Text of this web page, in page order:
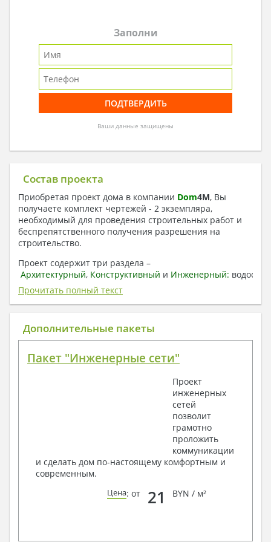
Заполни
Ваши данные защищены
Состав проекта
Приобретая проект дома в компании Dom4M, Вы
получаете комплект чертежей - 2 экземпляра,
необходимый для проведения строительных работ и
беспрепятственного получения разрешения на
строительство.
Проект содержит три раздела –
Архитектурный, Конструктивный и Инженерный:
отопление, вентиляция, канализация,
электроснабжение (приобретается за дополнительную
плату) + Пояснительная записка.
1. Архитектурный раздел:
План координационных осей
Поэтажные маркировочные планы с
Разрезы и состав конструкций
Фасады с ведомостью внешних отделок
Элементы проемов – спецификация
Ведомость перемычек – сечения и
спецификация
Экспликация полов
Архитектурные узлы в конструкциях
Прочитать полный текст
Дополнительные пакеты
Пакет "Инженерные сети"
Проект
инженерных
сетей
позволит
грамотно
проложить
коммуникации
и сделать дом по-настоящему комфортным и
современным.
Цена: от 21 BYN / м²